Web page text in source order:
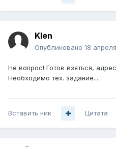
Klen
Опубликовано 18
Не вопрос! Готов взяться,
Необходимо тех. задание...
Вставить ник Цитата